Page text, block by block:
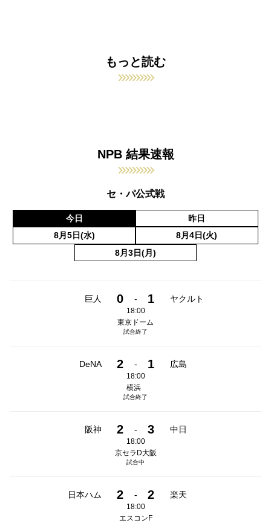
もっと読む
NPB 結果速報
セ・パ公式戦
今日
昨日
8月5日(水)
8月4日(火)
8月3日(月)
巨人 0 - 1 ヤクルト
18:00
東京ドーム
試合終了
DeNA 2 - 1 広島
18:00
横浜
試合終了
阪神 2 - 3 中日
18:00
京セラD大阪
試合中
日本ハム 2 - 2 楽天
18:00
エスコンF